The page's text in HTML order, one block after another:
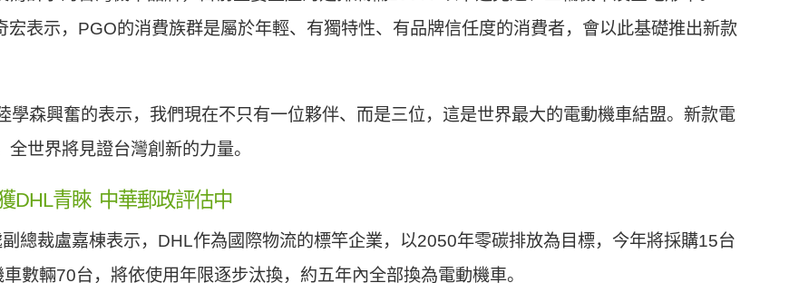
宏表示，PGO的消費族群是屬於年輕、有獨特性、有品牌信任度的消費者，會以此基礎推出新款
學森興奮的表示，我們現在不只有一位夥伴、而是三位，這是世界最大的電動機車結盟。新款電
世界將見證台灣創新的力量。
DHL青睞 中華郵政評估中
總裁盧嘉棟表示，DHL作為國際物流的標竿企業，以2050年零碳排放為目標，今年將採購15台
數輛70台，將依使用年限逐步汰換，約五年內全部換為電動機車。